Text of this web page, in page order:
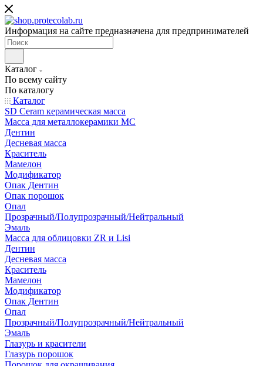
Информация на сайте предназначена для предпринимателей
Каталог
По всему сайту
По каталогу
Каталог
SD Ceram керамическая масса
Масса для металлокерамики MC
Дентин
Десневая масса
Краситель
Мамелон
Модификатор
Опак Дентин
Опак порошок
Опал
Прозрачный/Полупрозрачный/Нейтральный
Эмаль
Масса для облицовки ZR и Lisi
Дентин
Десневая масса
Краситель
Мамелон
Модификатор
Опак Дентин
Опал
Прозрачный/Полупрозрачный/Нейтральный
Эмаль
Глазурь и красители
Глазурь порошок